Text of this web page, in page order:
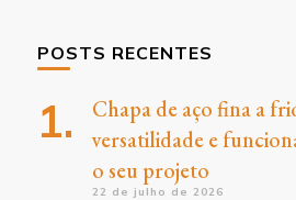
POSTS RECENTES
Chapa de aço fina a
versatilidade e
o seu projeto
22 de julho de 2026